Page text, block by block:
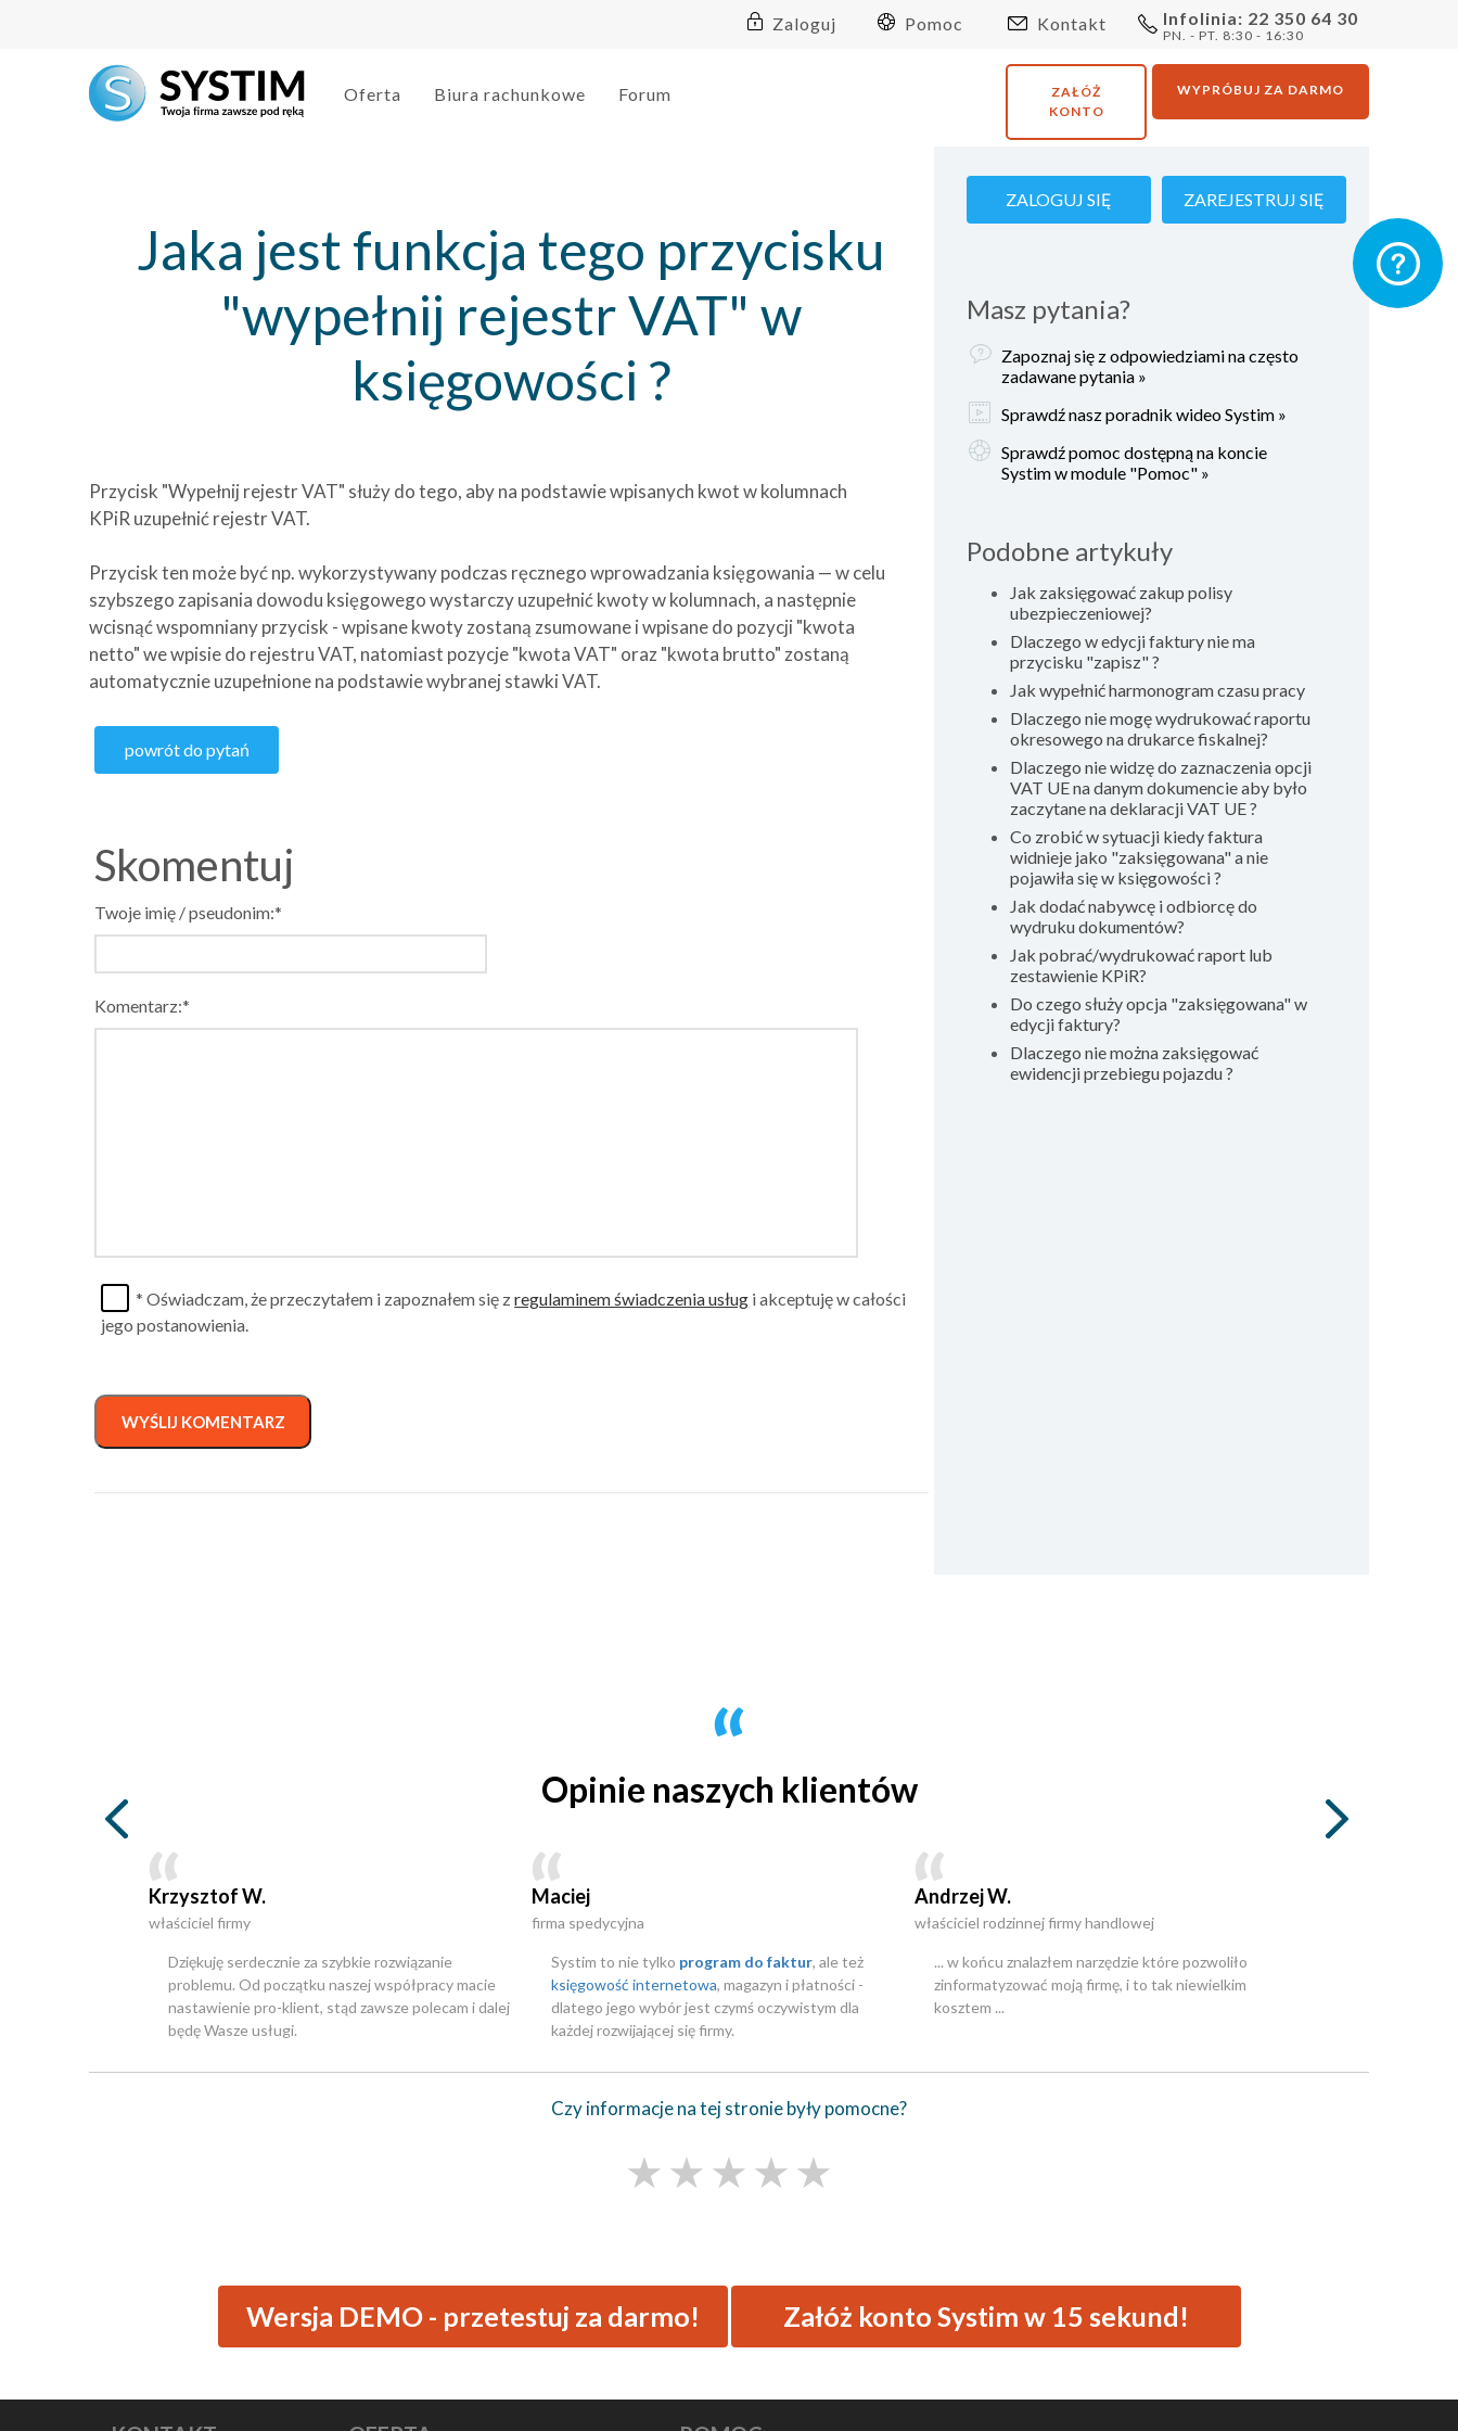
Infolinia: 22 350 64 30
PN. - PT. 8:30 - 16:30
Kontakt
Pomoc
Zaloguj
WYPRÓBUJ ZA DARMO
ZAŁÓŻ
KONTO
Oferta Biura rachunkowe Forum
Jaka jest funkcja tego przycisku
"wypełnij rejestr VAT" w
księgowości ?
Przycisk "Wypełnij rejestr VAT" służy do tego, aby na podstawie wpisanych kwot w kolumnach
KPiR uzupełnić rejestr VAT.
Przycisk ten może być np. wykorzystywany podczas ręcznego wprowadzania księgowania — w celu
szybszego zapisania dowodu księgowego wystarczy uzupełnić kwoty w kolumnach, a następnie
wcisnąć wspomniany przycisk - wpisane kwoty zostaną zsumowane i wpisane do pozycji "kwota
netto" we wpisie do rejestru VAT, natomiast pozycje "kwota VAT" oraz "kwota brutto" zostaną
automatycznie uzupełnione na podstawie wybranej stawki VAT.
powrót do pytań
Skomentuj
Twoje imię / pseudonim:*
Komentarz:*
* Oświadczam, że przeczytałem i zapoznałem się zregulaminem świadczenia usług i akceptuję w całości
jego postanowienia.
WYŚLIJ KOMENTARZ
ZALOGUJ SIĘ ZAREJESTRUJ SIĘ
Masz pytania?
Zapoznaj się z odpowiedziami na często
zadawane pytania »
Sprawdź nasz poradnik wideo Systim »
Sprawdź pomoc dostępną na koncie
Systim w module "Pomoc" »
Podobne artykuły
Jak zaksięgować zakup polisy
ubezpieczeniowej?
Dlaczego w edycji faktury nie ma
przycisku "zapisz" ?
Jak wypełnić harmonogram czasu pracy
Dlaczego nie mogę wydrukować raportu
okresowego na drukarce fiskalnej?
Dlaczego nie widzę do zaznaczenia opcji
VAT UE na danym dokumencie aby było
zaczytane na deklaracji VAT UE ?
Co zrobić w sytuacji kiedy faktura
widnieje jako "zaksięgowana" a nie
pojawiła się w księgowości ?
Jak dodać nabywcę i odbiorcę do
wydruku dokumentów?
Jak pobrać/wydrukować raport lub
zestawienie KPiR?
Do czego służy opcja "zaksięgowana" w
edycji faktury?
Dlaczego nie można zaksięgować
ewidencji przebiegu pojazdu ?
Opinie naszych klientów
Krzysztof W.
właściciel firmy
Dziękuję serdecznie za szybkie rozwiązanie
problemu. Od początku naszej współpracy macie
nastawienie pro-klient, stąd zawsze polecam i dalej
będę Wasze usługi.
Maciej
firma spedycyjna
Systim to nie tylko program do faktur, ale też
księgowość internetowa, magazyn i płatności -
dlatego jego wybór jest czymś oczywistym dla
każdej rozwijającej się firmy.
Andrzej W.
właściciel rodzinnej firmy handlowej
... w końcu znalazłem narzędzie które pozwoliło
zinformatyzować moją firmę, i to tak niewielkim
kosztem ...
Czy informacje na tej stronie były pomocne?
★★★★★
Wersja DEMO - przetestuj za darmo! Załóż konto Systim w 15 sekund!